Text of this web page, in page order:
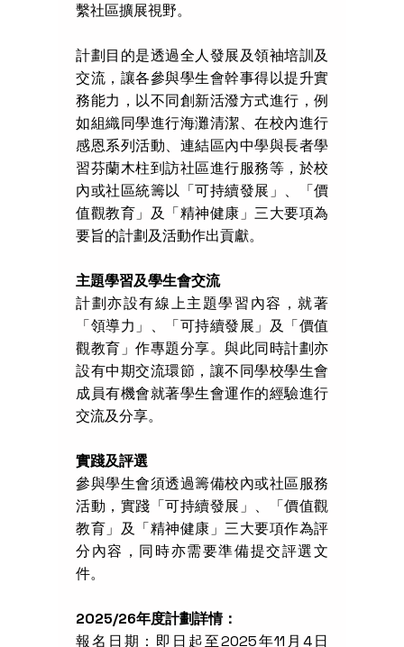
繫社區擴展視野。
計劃目的是透過全人發展及領袖培訓及
交流，讓各參與學生會幹事得以提升實
務能力，以不同創新活潑方式進行，例
如組織同學進行海灘清潔、在校內進行
感恩系列活動、連結區內中學與長者學
習芬蘭木柱到訪社區進行服務等，於校
內或社區統籌以「可持續發展」、「價
值觀教育」及「精神健康」三大要項為
要旨的計劃及活動作出貢獻。
主題學習及學生會交流
計劃亦設有線上主題學習內容，就著
「領導力」、「可持續發展」及「價值
觀教育」作專題分享。與此同時計劃亦
設有中期交流環節，讓不同學校學生會
成員有機會就著學生會運作的經驗進行
交流及分享。
實踐及評選
參與學生會須透過籌備校內或社區服務
活動，實踐「可持續發展」、「價值觀
教育」及「精神健康」三大要項作為評
分內容，同時亦需要準備提交評選文
件。
2025/26年度計劃詳情：
報名日期：即日起至2025年11月4日